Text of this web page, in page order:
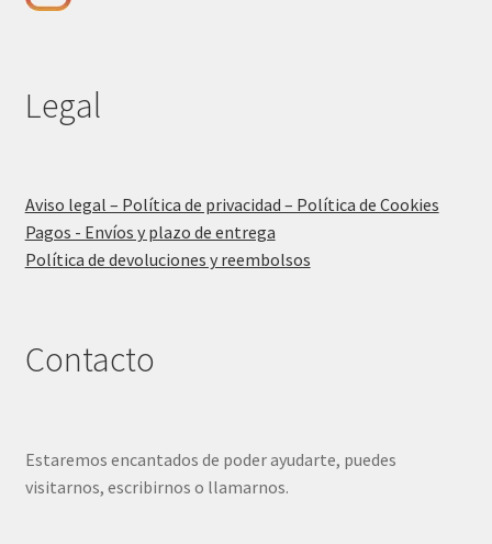
Legal
Aviso legal – Política de privacidad – Política de Cookies
Pagos - Envíos y plazo de entrega
Política de devoluciones y reembolsos
Contacto
Estaremos encantados de poder ayudarte, puedes
visitarnos, escribirnos o llamarnos.